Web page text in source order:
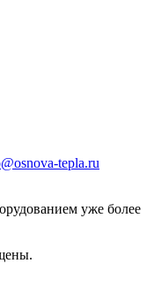
tepla.ru
уже более